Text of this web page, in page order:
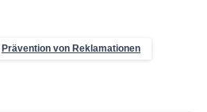
Prävention von Reklamationen